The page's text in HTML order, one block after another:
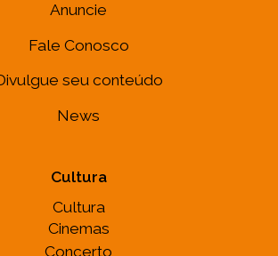
Anuncie
Fale Conosco
seu conteúdo
News
Cultura
Cultura
Cinemas
Concerto